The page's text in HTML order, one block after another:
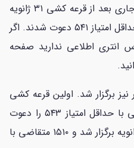
این دومین قرعه کشی در هفته جاری بعد از قرعه کشی ۳۱ ژانویه
است که در آن ۷۳۰ متقاضی با حداقل امتیاز ۵۴۱ دعوت شدند. اگر
انتری اطلاعی ندارید صفحه
برگزار شد. اولین قرعه کشی
در ۲۳ ژانویه بود که ۱۰۴۰ متقاضی با حداقل امتیاز ۵۴۳ را دعوت
کرد. قرعه کشی قبل از آن در ۱۰ ژانویه برگزار شد و ۱۵۱۰ متقاضی با